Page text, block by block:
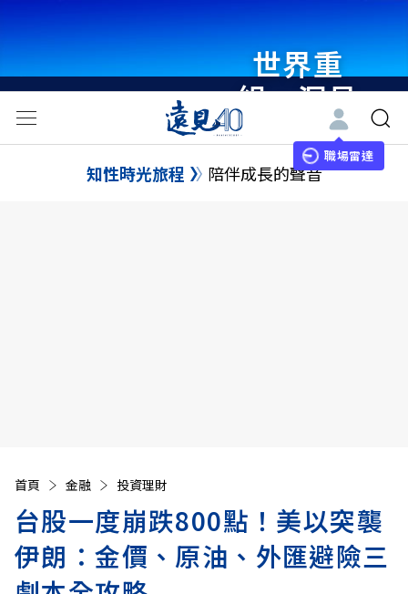
世界重
組・洞見
未來 與
世界領袖
職場雷達
知性時光旅程 陪伴成長的聲音
首頁 金融 投資理財
台股一度崩跌800點！美以突襲
伊朗：金價、原油、外匯避險三